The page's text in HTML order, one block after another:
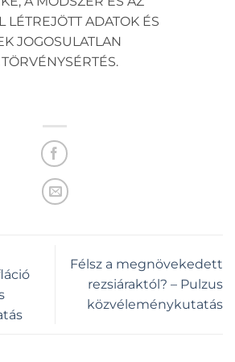
LÉTREJÖTT ADATOK ÉS
JOGOSULATLAN
Félsz a megnövekedett
rezsiáraktól? – Pulzus
közvéleménykutatás